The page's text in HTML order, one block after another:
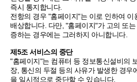
즉시 통지합니다.
전항의 경우 "홈페이지"는 이로 인하여 이
배상합니다. 다만, "홈페이지"가 고의 또
증하는 경우에는 그러하지 아니합니다.
제5조 서비스의 중단
"홈페이지"는 컴퓨터 등 정보통신설비의
장, 통신의 두절 등의 사유가 발생한 경우
을 일시적으로 중단할 수 있습니다.